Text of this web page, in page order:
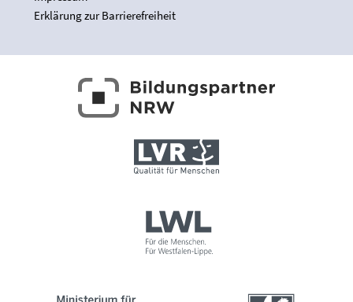
Erklärung zur Barrierefreiheit